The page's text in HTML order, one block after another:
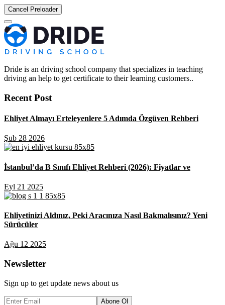
Cancel Preloader
Dride is an driving school company that specializes in teaching
driving an help to get certificate to their learning customers..
Recent Post
Ehliyet Almayı Erteleyenlere 5 Adımda Özgüven Rehberi
Şub 28 2026
İstanbul’da B Sınıfı Ehliyet Rehberi (2026): Fiyatlar ve
Eyl 21 2025
Ehliyetinizi Aldınız, Peki Aracınıza Nasıl Bakmalısınız? Yeni
Sürücüler
Ağu 12 2025
Newsletter
Sign up to get update news about us
Abone Ol